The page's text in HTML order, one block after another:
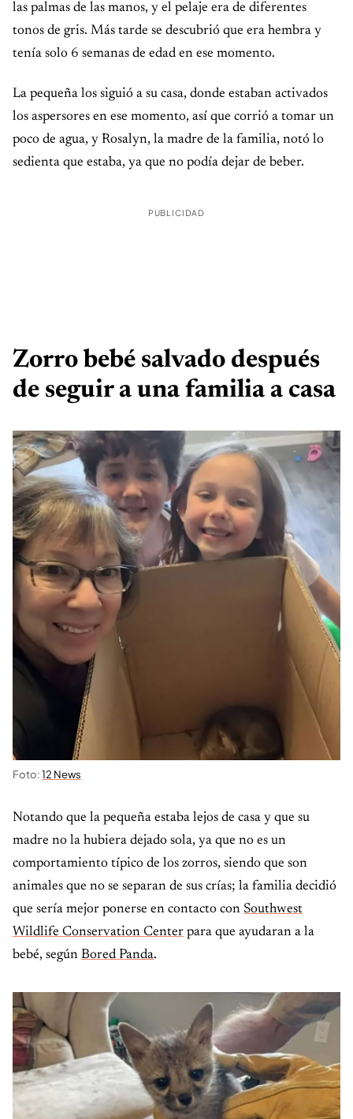
las palmas de las manos, y el pelaje era de diferentes
tonos de gris. Más tarde se descubrió que era hembra y
tenía solo 6 semanas de edad en ese momento.
La pequeña los siguió a su casa, donde estaban activados
los aspersores en ese momento, así que corrió a tomar un
poco de agua, y Rosalyn, la madre de la familia, notó lo
sedienta que estaba, ya que no podía dejar de beber.
PUBLICIDAD
Zorro bebé salvado después
de seguir a una familia a casa
Foto:12 News
Notando que la pequeña estaba lejos de casa y que su
madre no la hubiera dejado sola, ya que no es un
comportamiento típico de los zorros, siendo que son
animales que no se separan de sus crías; la familia decidió
que sería mejor ponerse en contacto con Southwest
Wildlife Conservation Center para que ayudaran a la
bebé, según Bored Panda.